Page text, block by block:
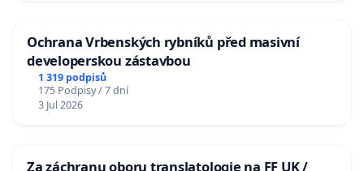
Ochrana Vrbenských rybníků před masivní
developerskou zástavbou
1 319 podpisů
175 Podpisy / 7 dní
3 Jul 2026
Za záchranu oboru translatologie na FF UK /